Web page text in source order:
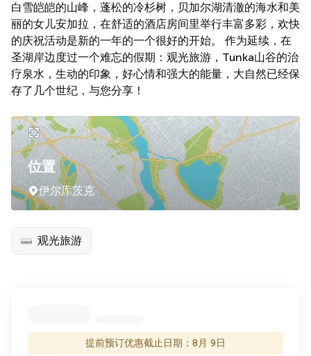
白雪皑皑的山峰，蓬松的冷杉树，贝加尔湖清澈的海水和美
丽的女儿安加拉，在舒适的酒店房间里举行丰富多彩，欢快
的庆祝活动是新的一年的一个很好的开始。 作为延续，在
圣湖岸边度过一个难忘的假期：观光旅游，Tunka山谷的治
疗泉水，生动的印象，好心情和强大的能量，大自然已经保
存了几个世纪，与您分享！
位置
伊尔库茨克
观光旅游
提前预订优惠截止日期：8月 9日